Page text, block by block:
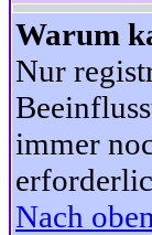
Warum
Nur
immer
Nach oben